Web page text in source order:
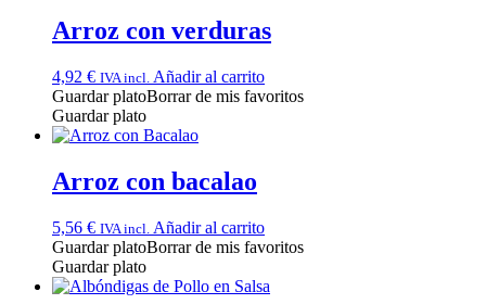
Arroz con verduras
4,92 € IVA incl. Añadir al carrito
Guardar platoBorrar de mis favoritos
Guardar plato
Arroz con bacalao
5,56 € IVA incl. Añadir al carrito
Guardar platoBorrar de mis favoritos
Guardar plato